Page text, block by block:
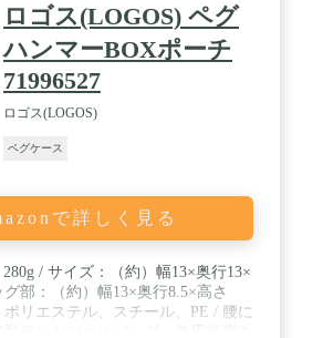
ロゴス(LOGOS) ペグ
ハンマーBOXポーチ
71996527
ロゴス(LOGOS)
ペグケース
で詳しく見る
/ サイズ：（約）幅13×奥行13×
グ部：（約）幅13×奥行8.5×高さ
ポリエステル、スチール、PE / 腰に